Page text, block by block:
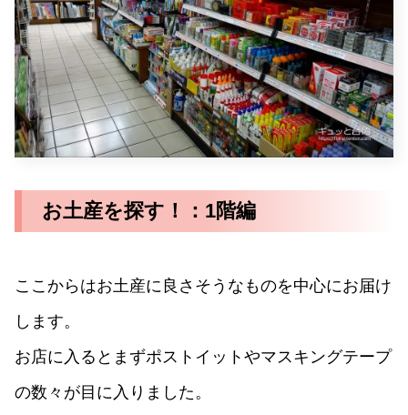
お土産を探す！：1階編
ここからはお土産に良さそうなものを中心にお届け
します。
お店に入るとまずポストイットやマスキングテープ
の数々が目に入りました。